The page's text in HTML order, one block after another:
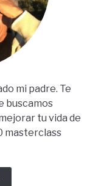
mi padre. Te
buscamos
tu vida de
masterclass